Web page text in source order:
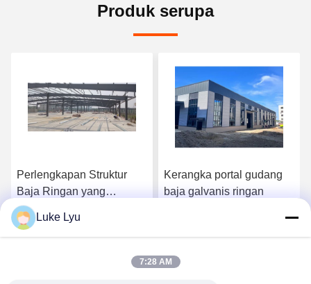
Produk serupa
Perlengkapan Struktur
Baja Ringan yang
Disesuaikan
Perlengkapan Kerangka
Portal Baja Prefabrikasi
Dapatkan Harga Terbaik
Kerangka portal gudang
baja galvanis ringan
Dapatkan Harga Terbaik
Luke Lyu
7:28 AM